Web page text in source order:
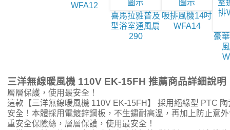
WFA12
喜馬拉雅普及
型浴室通風扇
290
吸排風機14吋
WFA14
豪
三洋無線暖風機 110V EK-15FH 推薦商品詳細說明
層層保護，使用最安全！
這款【三洋無線暖風機 110V EK-15FH】 採用絕緣型 PTC
安全！本體採用電鍍鋅鋼板，不生鏽耐高溫，再加上防止意
重安全保險絲，層層保護，使用最安全！